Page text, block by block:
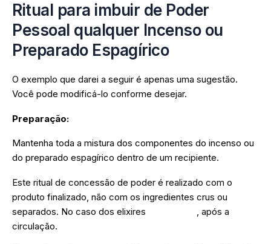
Ritual para imbuir de Poder
Pessoal qualquer Incenso ou
Preparado Espagírico
O exemplo que darei a seguir é apenas uma sugestão.
Você pode modificá-lo conforme desejar.
Preparação:
Mantenha toda a mistura dos componentes do incenso ou
do preparado espagírico dentro de um recipiente.
Este ritual de concessão de poder é realizado com o
produto finalizado, não com os ingredientes crus ou
separados. No caso dos elixires
, após a
circulação.